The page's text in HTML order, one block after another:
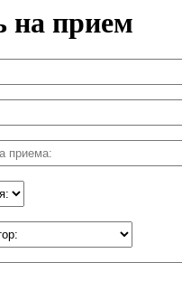
на прием